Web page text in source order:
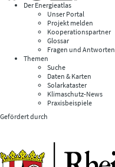
Der Energieatlas
Unser Portal
Projekt melden
Kooperationspartner
Glossar
Fragen und Antworten
Themen
Suche
Daten & Karten
Solarkataster
Klimaschutz-News
Praxisbeispiele
Gefördert durch